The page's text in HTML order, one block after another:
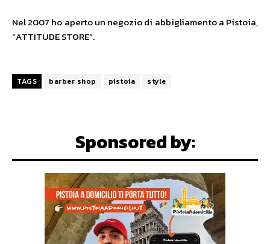
Nel 2007 ho aperto un negozio di abbigliamento a Pistoia,
“ATTITUDE STORE”.
TAGS barber shop pistoia style
Sponsored by: